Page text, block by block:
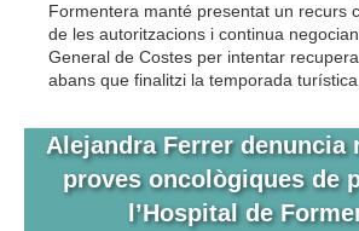
Formentera manté presentat un recurs
de les autoritzacions i continua
General de Costes per intentar
abans que finalitzi la temporada turística.
Alejandra Ferrer denuncia
proves oncològiques de
l’Hospital de